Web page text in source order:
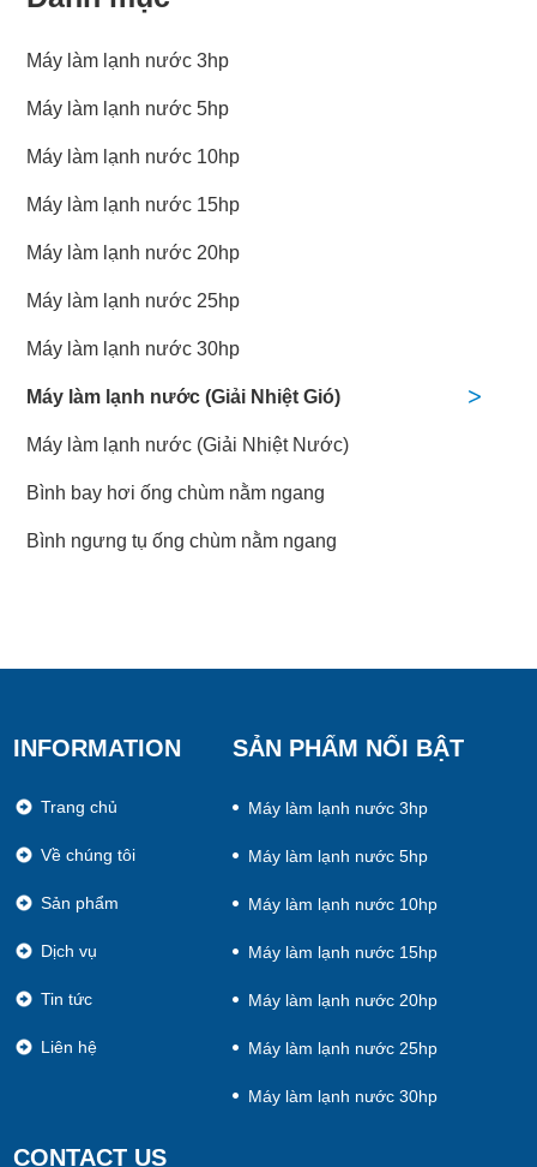
Máy làm lạnh nước 3hp
Máy làm lạnh nước 5hp
Máy làm lạnh nước 10hp
Máy làm lạnh nước 15hp
Máy làm lạnh nước 20hp
Máy làm lạnh nước 25hp
Máy làm lạnh nước 30hp
Máy làm lạnh nước (Giải Nhiệt Gió)
Máy làm lạnh nước (Giải Nhiệt Nước)
Bình bay hơi ống chùm nằm ngang
Bình ngưng tụ ống chùm nằm ngang
INFORMATION
Trang chủ
Về chúng tôi
Sản phẩm
Dịch vụ
Tin tức
Liên hệ
SẢN PHẨM NỔI BẬT
Máy làm lạnh nước 3hp
Máy làm lạnh nước 5hp
Máy làm lạnh nước 10hp
Máy làm lạnh nước 15hp
Máy làm lạnh nước 20hp
Máy làm lạnh nước 25hp
Máy làm lạnh nước 30hp
CONTACT US